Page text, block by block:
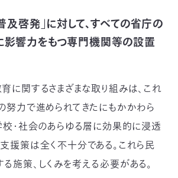
及啓発」に対して、すべての省庁の
響力をもつ専門機関等の設置
に関するさまざまな取り組みは、これ
努力で進められてきたにもかかわら
校・社会のあらゆる層に効果的に浸透
援策は全く不十分である。これら民
施策、しくみを考える必要がある。